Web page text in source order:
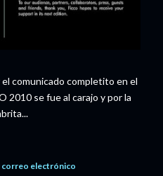
el comunicado completito en el
2010 se fue al carajo y por la
correo electrónico